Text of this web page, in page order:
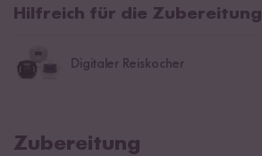
Hilfreich für die Zubereitung
Digitaler Reiskocher
Zubereitung